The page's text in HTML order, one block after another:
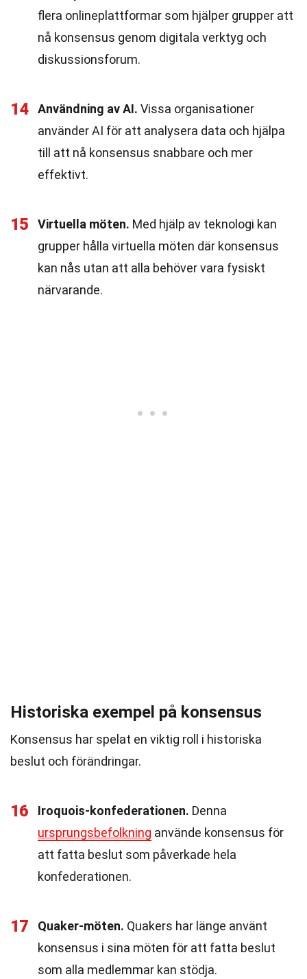
flera onlineplattformar som hjälper grupper att
nå konsensus genom digitala verktyg och
diskussionsforum.
14 Användning av AI. Vissa organisationer
använder AI för att analysera data och hjälpa
till att nå konsensus snabbare och mer
effektivt.
15 Virtuella möten. Med hjälp av teknologi kan
grupper hålla virtuella möten där konsensus
kan nås utan att alla behöver vara fysiskt
närvarande.
Historiska exempel på konsensus
Konsensus har spelat en viktig roll i historiska
beslut och förändringar.
16 Iroquois-konfederationen. Denna
ursprungsbefolkning använde konsensus för
att fatta beslut som påverkade hela
konfederationen.
17 Quaker-möten. Quakers har länge använt
konsensus i sina möten för att fatta beslut
som alla medlemmar kan stödja.